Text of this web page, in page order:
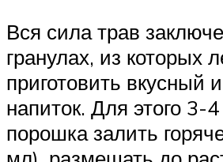
Вся сила трав
гранулах, из которых
приготовить вкусный
напиток. Для этого 3-
порошка залить